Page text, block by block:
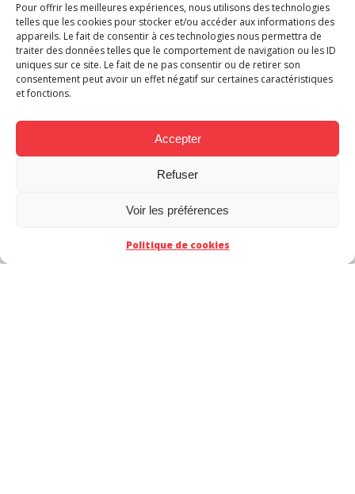
Pour offrir les meilleures expériences, nous utilisons des technologies
telles que les cookies pour stocker et/ou accéder aux informations des
appareils. Le fait de consentir à ces technologies nous permettra de
traiter des données telles que le comportement de navigation ou les ID
uniques sur ce site. Le fait de ne pas consentir ou de retirer son
consentement peut avoir un effet négatif sur certaines caractéristiques
et fonctions.
Accepter
Refuser
Voir les préférences
Politique de cookies